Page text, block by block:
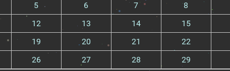
5 6 7 8
12 13 14 15
19 20 21 22
26 27 28 29